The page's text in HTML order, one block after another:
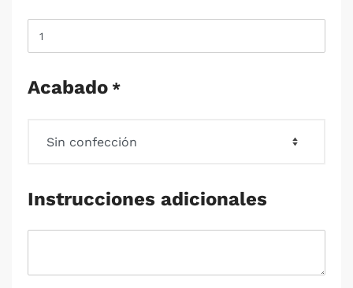
Acabado *
Instrucciones adicionales